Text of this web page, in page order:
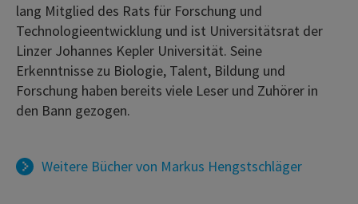
lang Mitglied des Rats für Forschung und
Technologieentwicklung und ist Universitätsrat der
Linzer Johannes Kepler Universität. Seine
Erkenntnisse zu Biologie, Talent, Bildung und
Forschung haben bereits viele Leser und Zuhörer in
den Bann gezogen.
Weitere Bücher von Markus Hengstschläger